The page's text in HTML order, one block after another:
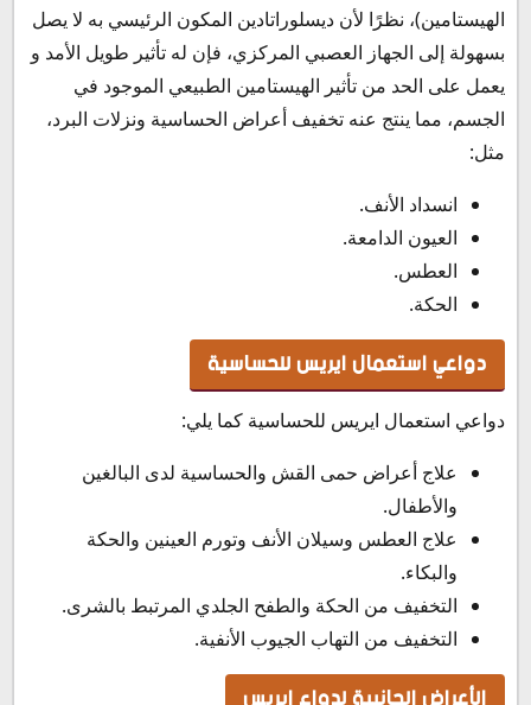
الهيستامين)، نظرًا لأن ديسلوراتادين المكون الرئيسي به لا يصل
بسهولة إلى الجهاز العصبي المركزي، فإن له تأثير طويل الأمد و
يعمل على الحد من تأثير الهيستامين الطبيعي الموجود في
الجسم، مما ينتج عنه تخفيف أعراض الحساسية ونزلات البرد،
مثل:
انسداد الأنف.
العيون الدامعة.
العطس.
الحكة.
دواعي استعمال ايريس للحساسية
دواعي استعمال ايريس للحساسية كما يلي:
علاج أعراض حمى القش والحساسية لدى البالغين
والأطفال.
علاج العطس وسيلان الأنف وتورم العينين والحكة
والبكاء.
التخفيف من الحكة والطفح الجلدي المرتبط بالشرى.
التخفيف من التهاب الجيوب الأنفية.